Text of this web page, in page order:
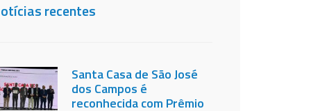
recentes
Santa Casa de São José
dos Campos é
reconhecida com Prêmio